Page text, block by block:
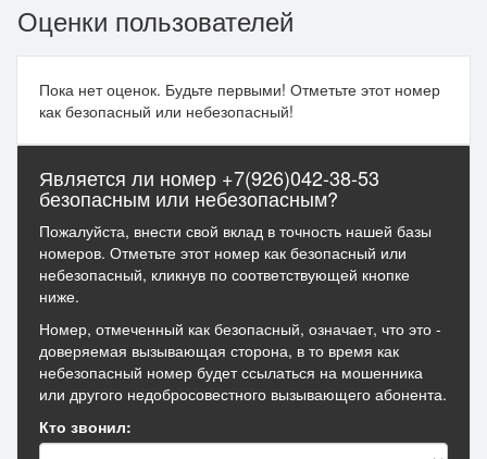
Оценки пользователей
Пока нет оценок. Будьте первыми! Отметьте этот номер
как безопасный или небезопасный!
Является ли номер +7(926)042-38-53
безопасным или небезопасным?
Пожалуйста, внести свой вклад в точность нашей базы
номеров. Отметьте этот номер как безопасный или
небезопасный, кликнув по соответствующей кнопке
ниже.
Номер, отмеченный как безопасный, означает, что это -
доверяемая вызывающая сторона, в то время как
небезопасный номер будет ссылаться на мошенника
или другого недобросовестного вызывающего абонента.
Кто звонил: